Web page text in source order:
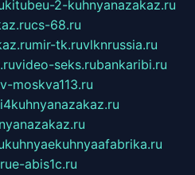
kitubeu-2-kuhnyanazakaz.ru
cs-68.ru
mir-tk.ruvlknrussia.ru
video-seks.rubankaribi.ru
moskva113.ru
kuhnyaekuhnyaafabrika.ru
e-abis1c.ru